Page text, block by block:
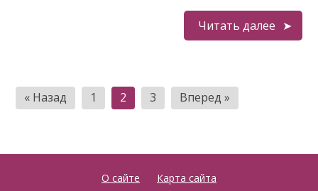
Читать далее
Пагинация
записей
« Назад 1 2 3 Вперед »
О сайте Карта сайта